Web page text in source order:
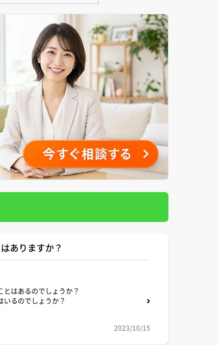
ありますか？
はあるのでしょうか？
るのでしょうか？
2023/10/15